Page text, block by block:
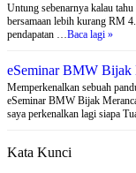
Untung sebenarnya kalau
bersamaan lebih kurang RM
pendapatan …Baca lagi »
eSeminar BMW Bijak
Memperkenalkan sebuah
eSeminar BMW Bijak
saya perkenalkan lagi siapa
Kata Kunci